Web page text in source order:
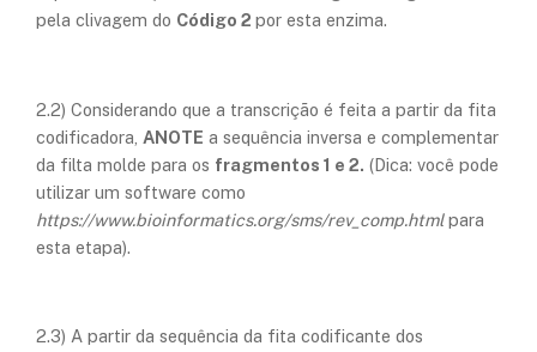
pela clivagem do Código 2 por esta enzima.
2.2) Considerando que a transcrição é feita a partir da fita
codificadora, ANOTE a sequência inversa e complementar
da filta molde para os fragmentos 1 e 2. (Dica: você pode
utilizar um software como
https://www.bioinformatics.org/sms/rev_comp.htmlpara
esta etapa).
2.3) A partir da sequência da fita codificante dos